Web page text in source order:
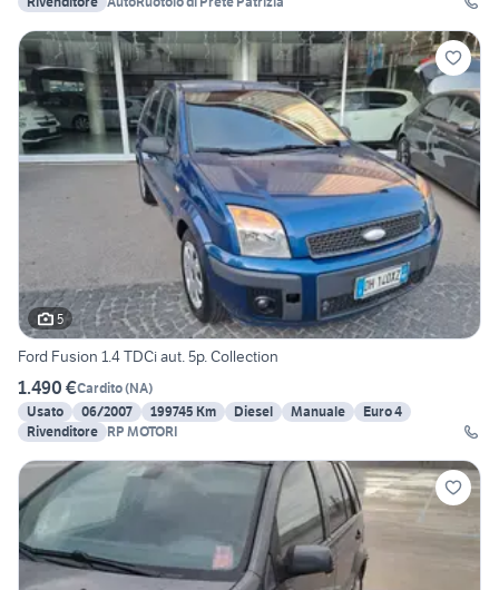
5
Ford Fusion 1.4 TDCi aut. 5p. Collection
1.490 €Cardito(NA)
Usato
06/2007 199745 Km Diesel Manuale
Euro 4
Rivenditore RP MOTORI